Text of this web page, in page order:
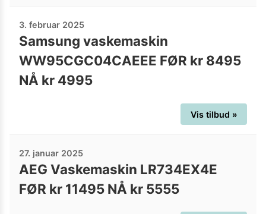
3. februar 2025
Samsung vaskemaskin
WW95CGC04CAEEE FØR kr 8495
NÅ kr 4995
Vis tilbud »
27. januar 2025
AEG Vaskemaskin LR734EX4E
FØR kr 11495 NÅ kr 5555